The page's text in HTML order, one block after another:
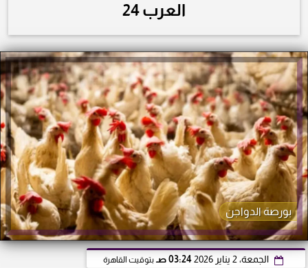
العرب 24
بورصة الدواجن
الجمعة، 2 يناير 2026 03:24 صـ بتوقيت القاهرة